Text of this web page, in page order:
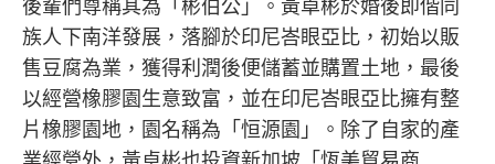
後輩們尊稱其為「彬伯公」。黃卓彬於婚後即偕同
族人下南洋發展，落腳於印尼峇眼亞比，初始以販
售豆腐為業，獲得利潤後便儲蓄並購置土地，最後
以經營橡膠園生意致富，並在印尼峇眼亞比擁有整
片橡膠園地，園名稱為「恒源園」。除了自家的產